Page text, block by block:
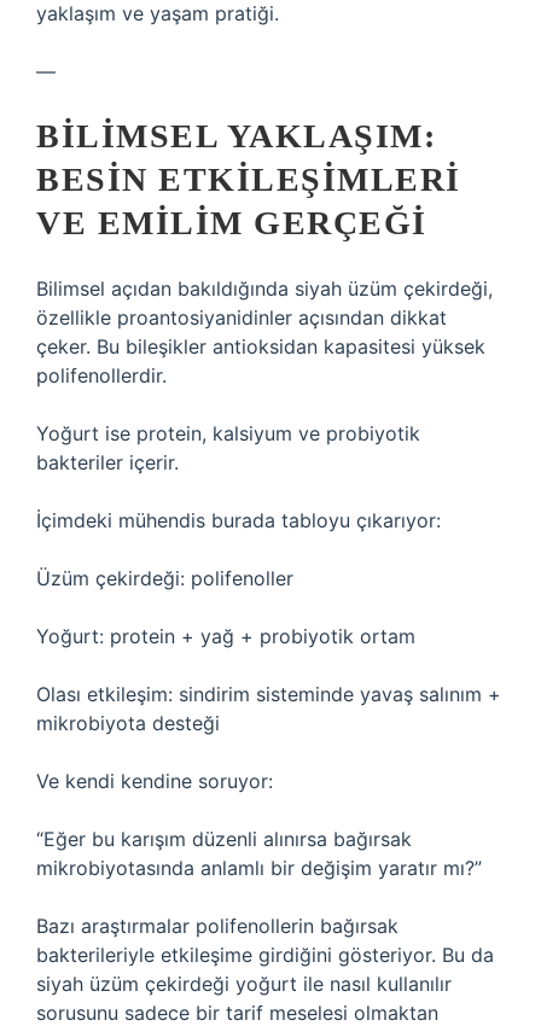
yaklaşım ve yaşam pratiği.
—
BILIMSEL YAKLAŞIM:
BESIN ETKILEŞIMLERI
VE EMILIM GERÇEĞI
Bilimsel açıdan bakıldığında siyah üzüm çekirdeği,
özellikle proantosiyanidinler açısından dikkat
çeker. Bu bileşikler antioksidan kapasitesi yüksek
polifenollerdir.
Yoğurt ise protein, kalsiyum ve probiyotik
bakteriler içerir.
İçimdeki mühendis burada tabloyu çıkarıyor:
Üzüm çekirdeği: polifenoller
Yoğurt: protein + yağ + probiyotik ortam
Olası etkileşim: sindirim sisteminde yavaş salınım +
mikrobiyota desteği
Ve kendi kendine soruyor:
“Eğer bu karışım düzenli alınırsa bağırsak
mikrobiyotasında anlamlı bir değişim yaratır mı?”
Bazı araştırmalar polifenollerin bağırsak
bakterileriyle etkileşime girdiğini gösteriyor. Bu da
siyah üzüm çekirdeği yoğurt ile nasıl kullanılır
sorusunu sadece bir tarif meselesi olmaktan